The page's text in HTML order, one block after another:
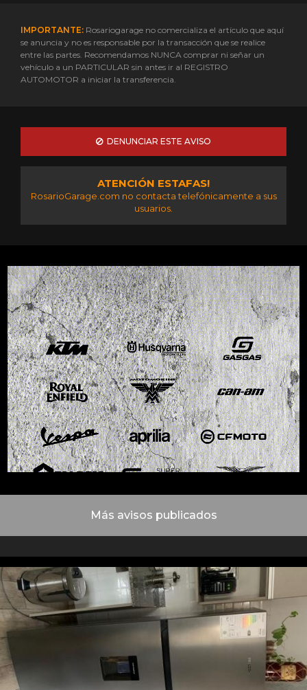
IMPORTANTE: Rosariogarage no comercializa el artículo que aquí
se anuncia y no es responsable por la transacción que se realice
entre las partes. Recomendamos NUNCA comprar ni señar un
vehículo a un PARTICULAR sin antes ir al REGISTRO
AUTOMOTOR a iniciar la transferencia.
DENUNCIAR ESTE AVISO
ATENCIÓN ESTAFAS!
RosarioGarage.com no contacta telefónicamente a sus
usuarios.
Más avisos publicados